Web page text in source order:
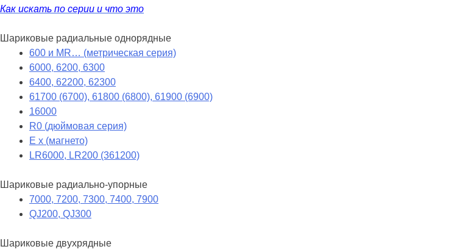
Как искать по серии и что это
Шариковые радиальные однорядные
600 и MR… (метрическая серия)
6000, 6200, 6300
6400, 62200, 62300
61700 (6700), 61800 (6800), 61900 (6900)
16000
R0 (дюймовая серия)
E x (магнето)
LR6000, LR200 (361200)
Шариковые радиально-упорные
7000, 7200, 7300, 7400, 7900
QJ200, QJ300
Шариковые двухрядные